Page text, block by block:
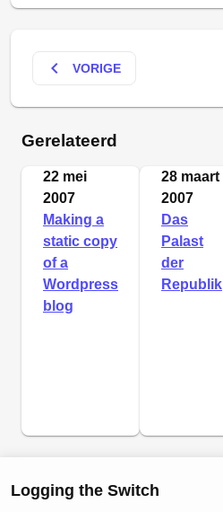
keyboard_arrow_left VORIGE
Gerelateerd
22 mei
2007
Making a
static copy
of a
Wordpress
blog
28 maart
2007
Das
Palast
der
Republik
Logging the Switch